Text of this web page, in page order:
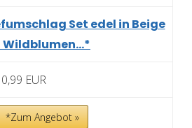
Set edel in Beige
EUR
*Zum Angebot »